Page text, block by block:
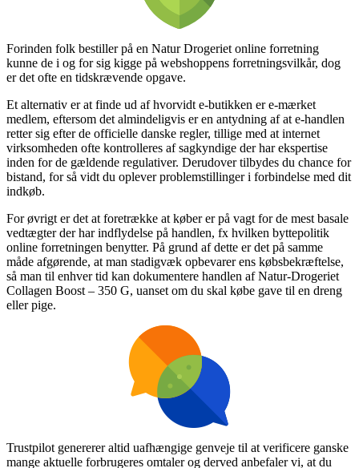
Forinden folk bestiller på en Natur Drogeriet online forretning
kunne de i og for sig kigge på webshoppens forretningsvilkår, dog
er det ofte en tidskrævende opgave.
Et alternativ er at finde ud af hvorvidt e-butikken er e-mærket
medlem, eftersom det almindeligvis er en antydning af at e-handlen
retter sig efter de officielle danske regler, tillige med at internet
virksomheden ofte kontrolleres af sagkyndige der har ekspertise
inden for de gældende regulativer. Derudover tilbydes du chance for
bistand, for så vidt du oplever problemstillinger i forbindelse med dit
indkøb.
For øvrigt er det at foretrække at køber er på vagt for de mest basale
vedtægter der har indflydelse på handlen, fx hvilken byttepolitik
online forretningen benytter. På grund af dette er det på samme
måde afgørende, at man stadigvæk opbevarer ens købsbekræftelse,
så man til enhver tid kan dokumentere handlen af Natur-Drogeriet
Collagen Boost – 350 G, uanset om du skal købe gave til en dreng
eller pige.
Trustpilot genererer altid uafhængige genveje til at verificere ganske
mange aktuelle forbrugeres omtaler og derved anbefaler vi, at du